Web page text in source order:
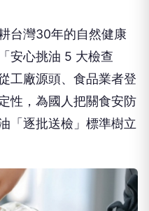
台灣30年的自然健康
安心挑油 5 大檢查
工廠源頭、食品業者登
性，為國人把關食安防
「逐批送檢」標準樹立